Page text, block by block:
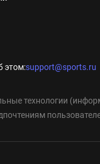
этом:support@sports.ru
технологии